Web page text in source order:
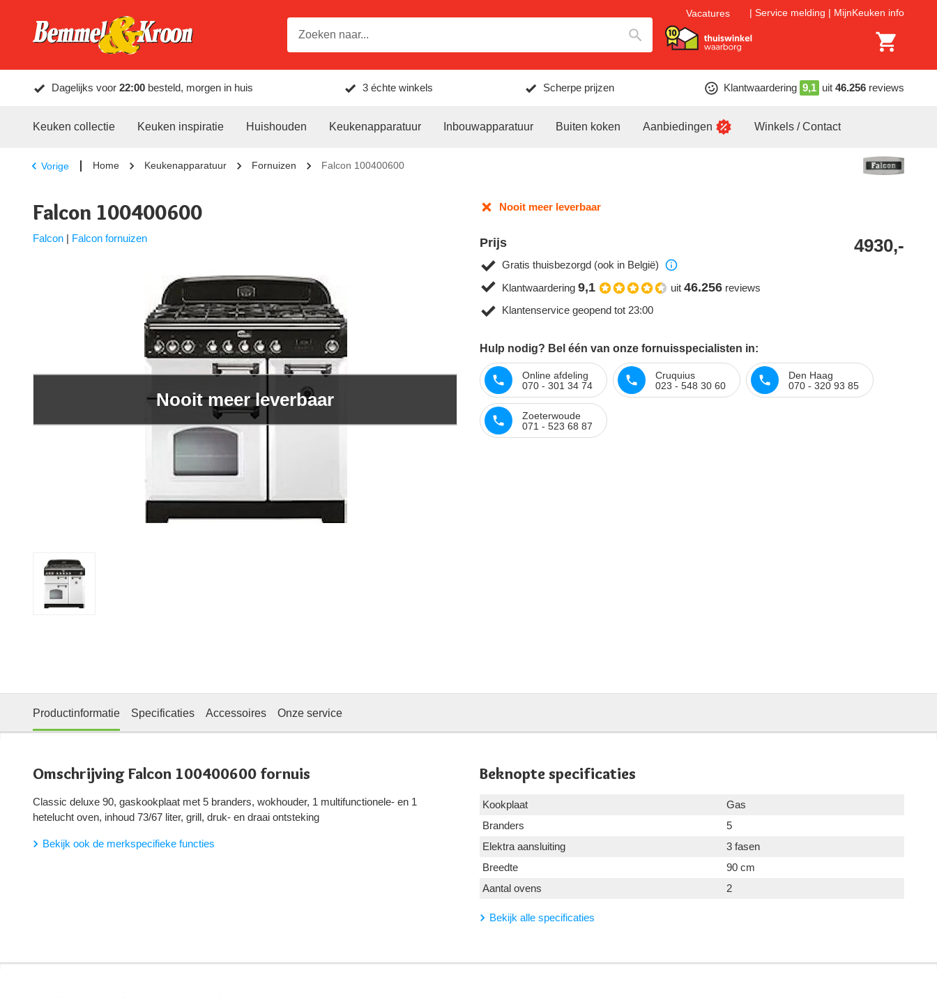
Vacatures Service melding MijnKeuken info
Dagelijks voor 22:00 besteld, morgen in huis 3 échte winkels Scherpe prijzen Klantwaardering 9,1 uit 46.256 reviews
Keuken collectie Keuken inspiratie Huishouden Keukenapparatuur Inbouwapparatuur Buiten koken Aanbiedingen Winkels / Contact
Vorige Home Keukenapparatuur Fornuizen Falcon 100400600
Falcon 100400600
Falcon | Falcon fornuizen
Nooit meer leverbaar
Nooit meer leverbaar
Prijs 4930,-
Gratis thuisbezorgd (ook in België)
Klantwaardering 9,1 uit 46.256 reviews
Klantenservice geopend tot 23:00
Hulp nodig? Bel één van onze fornuisspecialisten in:
Online afdeling
070 - 301 34 74
Cruquius
023 - 548 30 60
Den Haag
070 - 320 93 85
Zoeterwoude
071 - 523 68 87
Productinformatie Specificaties Accessoires Onze service
Omschrijving Falcon 100400600 fornuis
Classic deluxe 90, gaskookplaat met 5 branders, wokhouder, 1 multifunctionele- en 1
hetelucht oven, inhoud 73/67 liter, grill, druk- en draai ontsteking
Bekijk ook de merkspecifieke functies
Beknopte specificaties
Kookplaat
Gas
Branders
5
Elektra aansluiting
3 fasen
Breedte
90 cm
Aantal ovens
2
Bekijk alle specificaties